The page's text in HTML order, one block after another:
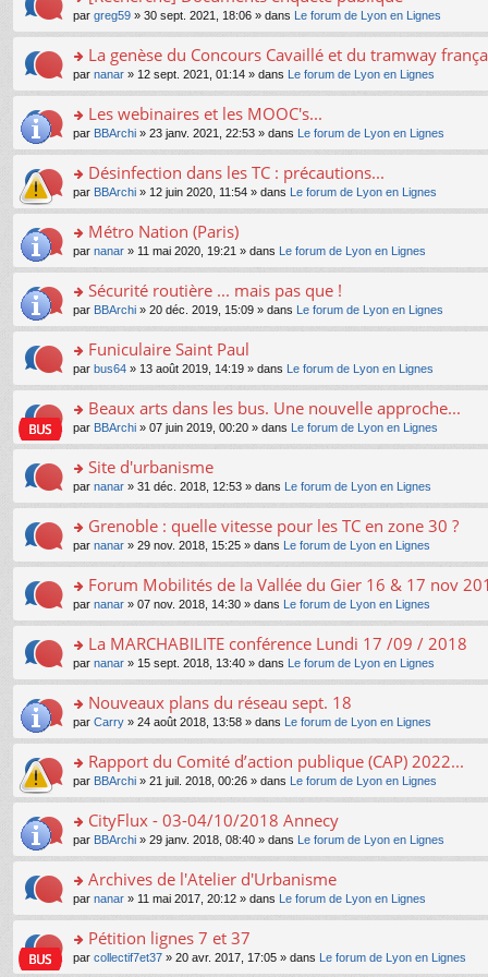
ré
c
e
nt
pl
u
s
ré
c
e
nt
n
le
pl
u
s
ré
c
e
nt
a
g
e
n
n
le
pl
u
s
ré
c
e
nt
e
s
a
g
e
n
n
le
pl
u
s
ré
c
e
nt
ult
er
le
m
e
s
a
g
e
n
n
le
pl
u
s
ré
c
e
nt
o
n
s
ult
er
le
m
e
s
a
g
e
n
n
le
pl
u
s
ré
c
e
nt
par greg59 » 30 sept. 2021, 18:06 » dans Le forum de Lyon en Lignes
o
n
s
ult
er
le
m
e
s
a
g
e
n
n
le
pl
u
s
ré
c
e
nt
La genèse du Concours Cavaillé et du tramway
par nanar » 12 sept. 2021, 01:14 » dans Le forum de Lyon en Lignes
o
n
s
ult
er
le
m
e
s
a
g
e
n
n
le
pl
u
s
ré
c
e
nt
Les webinaires et les MOOC's...
par BBArchi » 23 janv. 2021, 22:53 » dans Le forum de Lyon en Lignes
o
n
s
ult
er
le
m
e
s
a
g
e
n
n
le
pl
u
s
ré
c
e
nt
Désinfection dans les TC : précautions...
par BBArchi » 12 juin 2020, 11:54 » dans Le forum de Lyon en Lignes
o
n
s
ult
er
le
m
e
s
a
g
e
n
n
le
pl
u
s
ré
c
e
nt
Métro Nation (Paris)
par nanar » 11 mai 2020, 19:21 » dans Le forum de Lyon en Lignes
o
n
s
ult
er
le
m
e
s
a
g
e
n
n
le
pl
u
s
ré
c
e
nt
Sécurité routière ... mais pas que !
par BBArchi » 20 déc. 2019, 15:09 » dans Le forum de Lyon en Lignes
o
n
s
ult
er
le
m
e
s
a
g
e
n
n
le
pl
u
s
ré
c
e
nt
Funiculaire Saint Paul
par bus64 » 13 août 2019, 14:19 » dans Le forum de Lyon en Lignes
o
n
s
ult
er
le
m
e
s
a
g
e
n
n
le
pl
u
s
ré
c
e
nt
Beaux arts dans les bus. Une nouvelle approche...
par BBArchi » 07 juin 2019, 00:20 » dans Le forum de Lyon en Lignes
o
n
s
ult
er
le
m
e
s
a
g
e
n
n
le
pl
u
s
ré
c
e
nt
Site d'urbanisme
par nanar » 31 déc. 2018, 12:53 » dans Le forum de Lyon en Lignes
o
n
s
ult
er
le
m
e
s
a
g
e
n
n
le
pl
u
s
ré
c
e
nt
Grenoble : quelle vitesse pour les TC en zone 30 ?
par nanar » 29 nov. 2018, 15:25 » dans Le forum de Lyon en Lignes
o
n
s
ult
er
le
m
e
s
a
g
e
n
n
le
pl
u
s
ré
c
Forum Mobilités de la Vallée du Gier 16 & 17 nov
par nanar » 07 nov. 2018, 14:30 » dans Le forum de Lyon en Lignes
o
n
s
ult
er
le
m
e
s
a
g
e
n
n
le
pl
u
La MARCHABILITE conférence Lundi 17 /09 / 2018
par nanar » 15 sept. 2018, 13:40 » dans Le forum de Lyon en Lignes
o
n
s
ult
er
le
m
e
s
a
g
e
n
n
Nouveaux plans du réseau sept. 18
par Carry » 24 août 2018, 13:58 » dans Le forum de Lyon en Lignes
o
n
s
ult
er
le
m
e
s
a
g
Rapport du Comité d’action publique (CAP) 2022...
par BBArchi » 21 juil. 2018, 00:26 » dans Le forum de Lyon en Lignes
o
n
s
ult
er
le
m
e
s
CityFlux - 03-04/10/2018 Annecy
par BBArchi » 29 janv. 2018, 08:40 » dans Le forum de Lyon en Lignes
o
n
s
ult
er
Archives de l'Atelier d'Urbanisme
par nanar » 11 mai 2017, 20:12 » dans Le forum de Lyon en Lignes
o
n
Pétition lignes 7 et 37
par collectif7et37 » 20 avr. 2017, 17:05 » dans Le forum de Lyon en Lignes